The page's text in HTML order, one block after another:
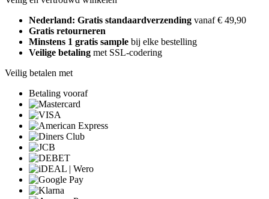
Nederland: Gratis standaardverzending vanaf € 49,90
Gratis retourneren
Minstens 1 gratis sample bij elke bestelling
Veilige betaling met SSL-codering
Veilig betalen met
Betaling vooraf